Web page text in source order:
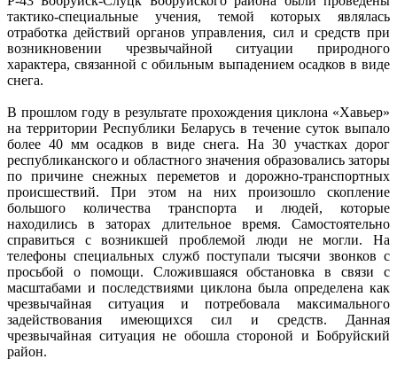
тактико-специальные учения, темой которых являлась
отработка действий органов управления, сил и средств при
возникновении чрезвычайной ситуации природного
характера, связанной с обильным выпадением осадков в виде
снега.
В прошлом году в результате прохождения циклона «Хавьер»
на территории Республики Беларусь в течение суток выпало
более 40 мм осадков в виде снега. На 30 участках дорог
республиканского и областного значения образовались заторы
по причине снежных переметов и дорожно-транспортных
происшествий. При этом на них произошло скопление
большого количества транспорта и людей, которые
находились в заторах длительное время. Самостоятельно
справиться с возникшей проблемой люди не могли. На
телефоны специальных служб поступали тысячи звонков с
просьбой о помощи. Сложившаяся обстановка в связи с
масштабами и последствиями циклона была определена как
чрезвычайная ситуация и потребовала максимального
задействования имеющихся сил и средств. Данная
чрезвычайная ситуация не обошла стороной и Бобруйский
район.